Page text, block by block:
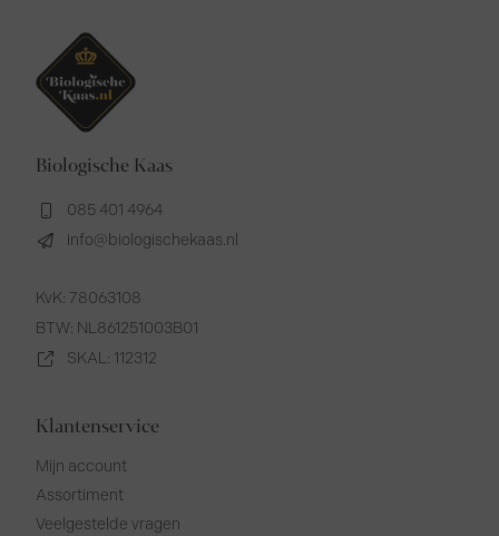
Biologische Kaas
085 401 4964
info@biologischekaas.nl
KvK: 78063108
BTW: NL861251003B01
SKAL: 112312
Klantenservice
Mijn account
Assortiment
Veelgestelde vragen